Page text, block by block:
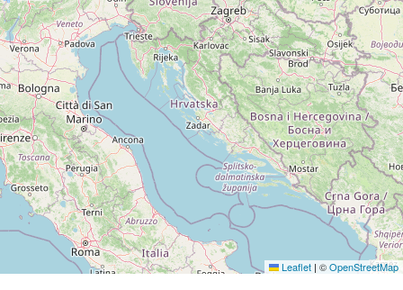
Leaflet | ©OpenStreetMap